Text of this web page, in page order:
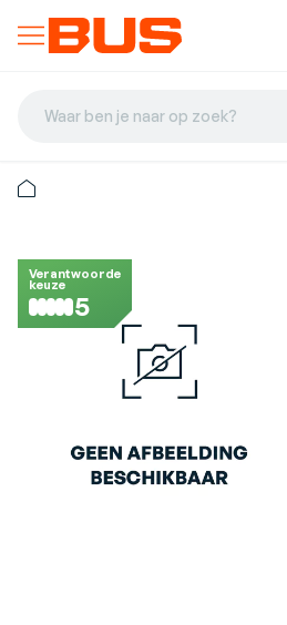
Waar ben je naar op zoek?
Verantwoorde
keuze
5